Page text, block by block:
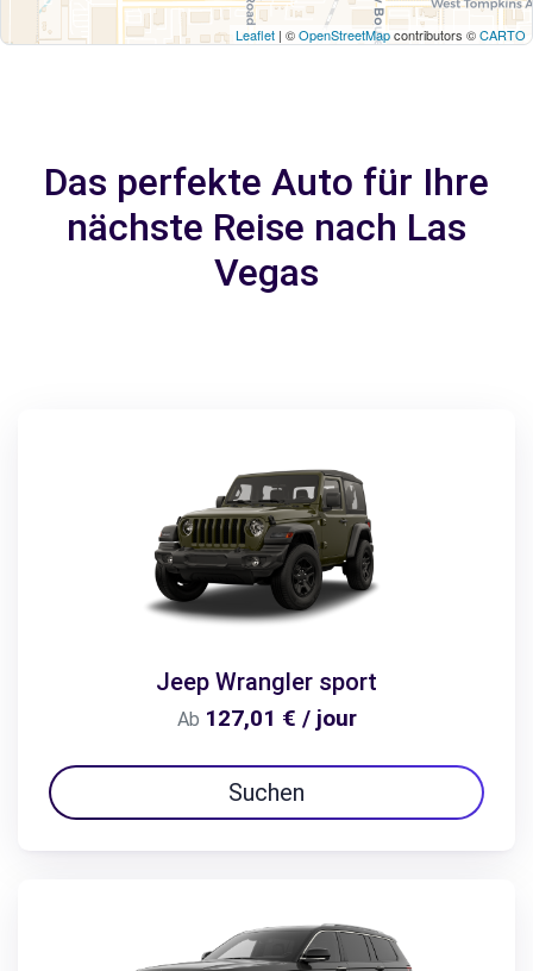
Leaflet | ©OpenStreetMapcontributors ©CARTO
Das perfekte Auto für Ihre
nächste Reise nach Las
Vegas
Jeep Wrangler sport
Ab 127,01 € / jour
Suchen